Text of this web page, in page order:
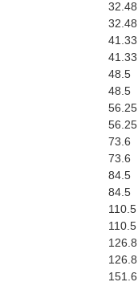
32.48
32.48
41.33
41.33
48.5
48.5
56.25
56.25
73.6
73.6
84.5
84.5
110.5
110.5
126.8
126.8
151.6